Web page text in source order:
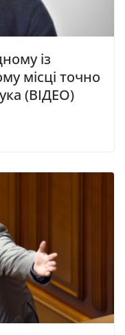
із
місці точно
(ВІДЕО)